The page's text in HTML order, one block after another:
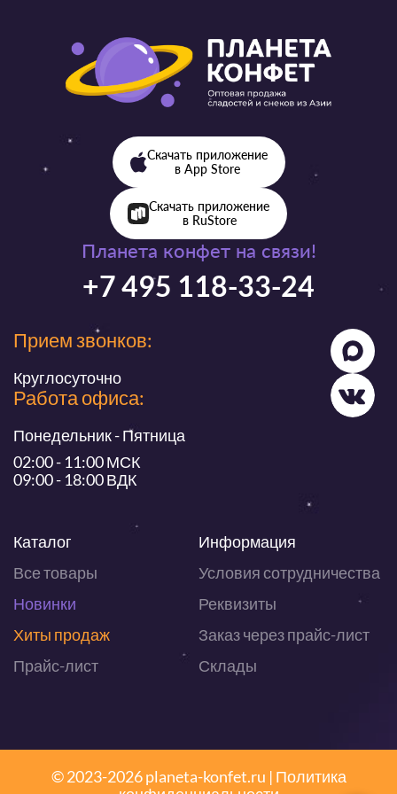
Планета конфет на связи!
+7 495 118-33-24
Прием звонков:
Круглосуточно
Работа офиса:
Понедельник - Пятница
02:00 - 11:00 МСК
09:00 - 18:00 ВДК
Каталог
Все товары
Новинки
Хиты продаж
Прайс-лист
Информация
Условия сотрудничества
Реквизиты
Заказ через прайс-лист
Склады
Скачать приложение
в App Store
Скачать приложение
в RuStore
© 2023-2026 planeta-konfet.ru | Политика